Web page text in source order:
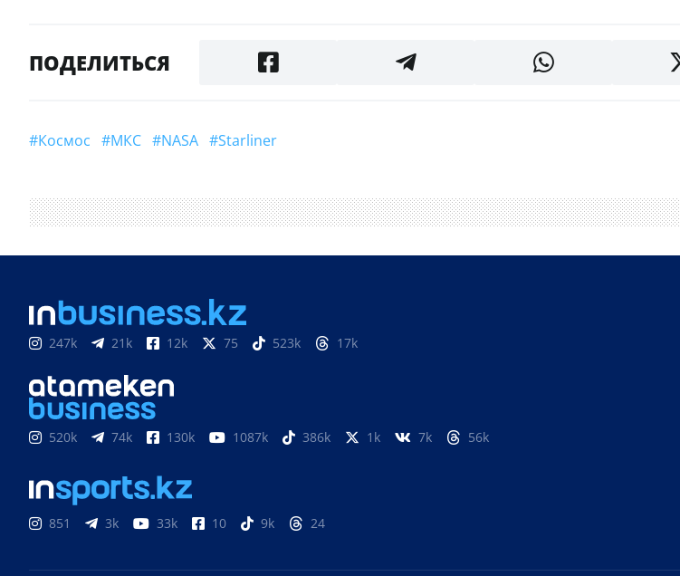
ПОДЕЛИТЬСЯ
#космос #МКС #NASA #Starliner
247k 21k 12k 75 523k 17k
520k 74k 130k 1087k 386k 1k 7k 56k
851 3k 33k 10 9k 24